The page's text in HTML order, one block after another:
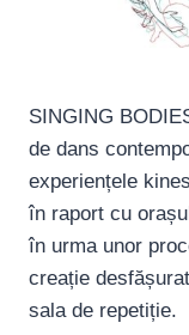
SINGING
de dans
experiențele
în raport cu
în urma unor
creație
sala de repetiție.